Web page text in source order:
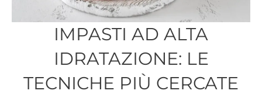
IMPASTI AD ALTA
IDRATAZIONE: LE
TECNICHE PIÙ CERCATE